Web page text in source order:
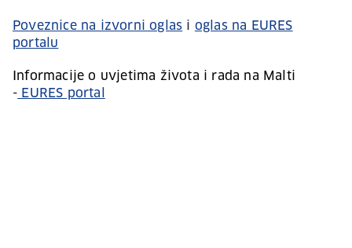
Poveznice na izvorni oglas i oglas na EURES
portalu
Informacije o uvjetima života i rada na Malti
- EURES portal